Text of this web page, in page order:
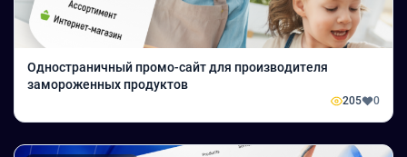
Одностраничный промо-сайт для производителя
замороженных продуктов
205 0